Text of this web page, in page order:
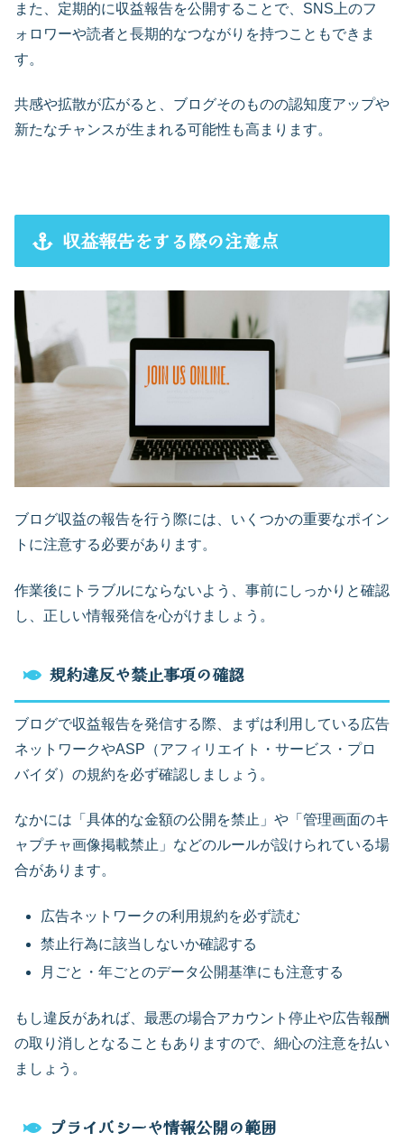
また、定期的に収益報告を公開することで、SNS上のフ
ォロワーや読者と長期的なつながりを持つこともできま
す。
共感や拡散が広がると、ブログそのものの認知度アップや
新たなチャンスが生まれる可能性も高まります。
収益報告をする際の注意点
ブログ収益の報告を行う際には、いくつかの重要なポイン
トに注意する必要があります。
作業後にトラブルにならないよう、事前にしっかりと確認
し、正しい情報発信を心がけましょう。
規約違反や禁止事項の確認
ブログで収益報告を発信する際、まずは利用している広告
ネットワークやASP（アフィリエイト・サービス・プロ
バイダ）の規約を必ず確認しましょう。
なかには「具体的な金額の公開を禁止」や「管理画面のキ
ャプチャ画像掲載禁止」などのルールが設けられている場
合があります。
広告ネットワークの利用規約を必ず読む
禁止行為に該当しないか確認する
月ごと・年ごとのデータ公開基準にも注意する
もし違反があれば、最悪の場合アカウント停止や広告報酬
の取り消しとなることもありますので、細心の注意を払い
ましょう。
プライバシーや情報公開の範囲